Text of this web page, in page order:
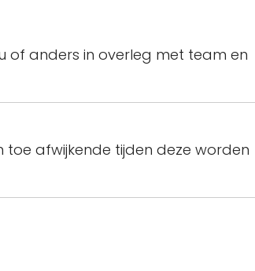
of anders in overleg met team en
toe afwijkende tijden deze worden